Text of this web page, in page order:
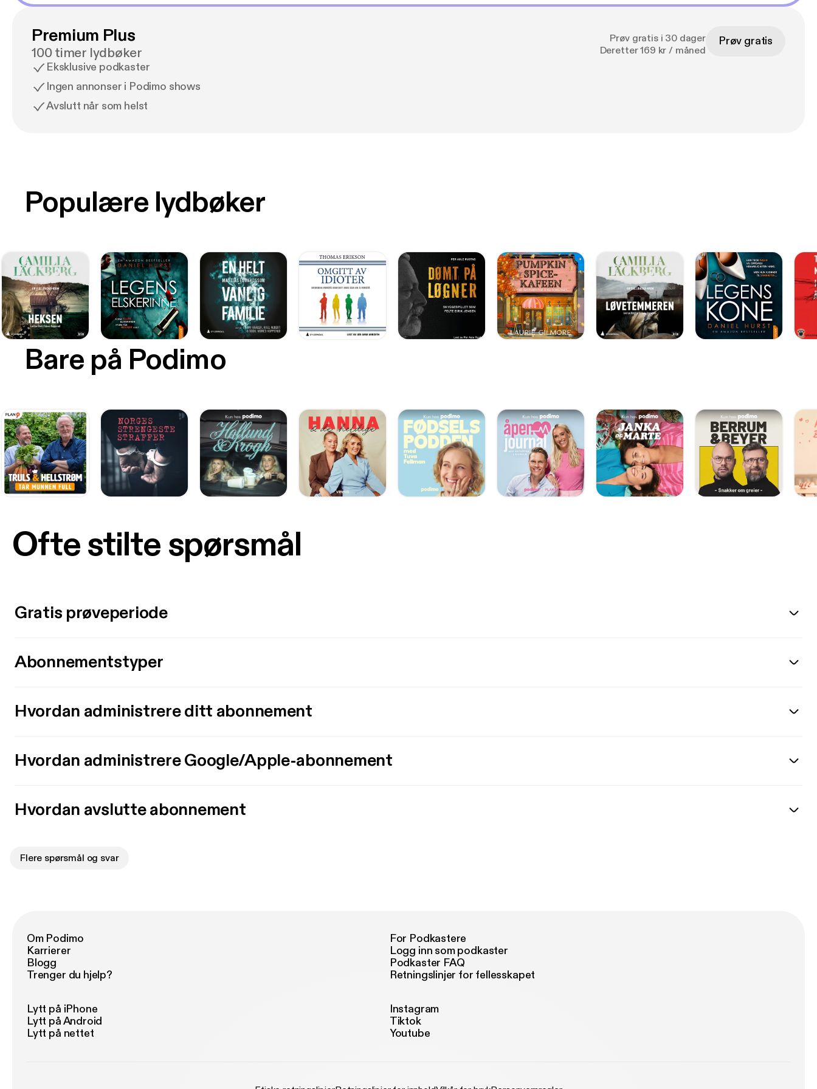
Premium Plus
100 timer lydbøker
Eksklusive podkaster
Ingen annonser i Podimo shows
Avslutt når som helst
Prøv gratis i 30 dager
Deretter 169 kr / måned
Prøv gratis
Bare på Podimo
Populære lydbøker
Ofte stilte spørsmål
Gratis prøveperiode
Abonnementstyper
Hvordan administrere ditt abonnement
Hvordan administrere Google/Apple-abonnement
Hvordan avslutte abonnement
Flere spørsmål og svar
Om Podimo
Karrierer
Blogg
Trenger du hjelp?
For Podkastere
Logg inn som podkaster
Podkaster FAQ
Retningslinjer for fellesskapet
Lytt på iPhone
Lytt på Android
Lytt på nettet
Instagram
Tiktok
Youtube